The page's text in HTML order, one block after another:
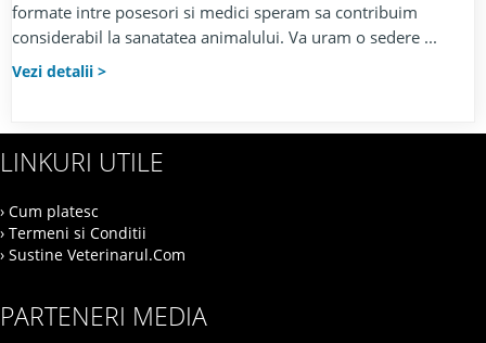
formate intre posesori si medici speram sa contribuim
considerabil la sanatatea animalului. Va uram o sedere ...
Vezi detalii
LINKURI UTILE
› Cum platesc
› Termeni si Conditii
› Sustine Veterinarul.Com
PARTENERI MEDIA